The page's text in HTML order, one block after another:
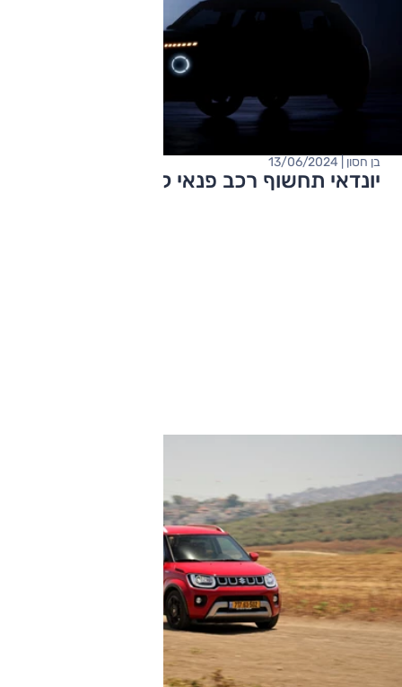
יונדאי תחשוף רכב פנאי קטן חשמלי ומוזל
בן חסון | 13/06/2024